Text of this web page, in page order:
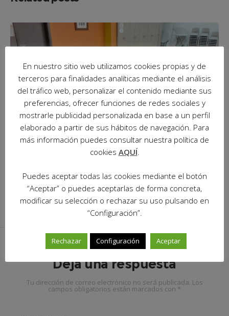
Cimientos de la Esperanza
Deja una respuesta
Tu dirección de correo electrónico no será publicada. Los
campos obligatorios están marcados con *
En nuestro sitio web utilizamos cookies propias y de
terceros para finalidades analíticas mediante el análisis
del tráfico web, personalizar el contenido mediante sus
preferencias, ofrecer funciones de redes sociales y
mostrarle publicidad personalizada en base a un perfil
elaborado a partir de sus hábitos de navegación. Para
más información puedes consultar nuestra política de
cookies AQUÍ.
Puedes aceptar todas las cookies mediante el botón
“Aceptar” o puedes aceptarlas de forma concreta,
modificar su selección o rechazar su uso pulsando en
“Configuración”.
Rechazar Configuración Aceptar